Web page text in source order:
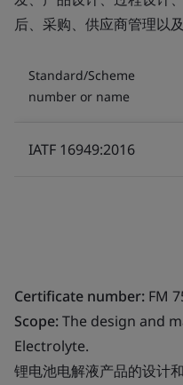
后、采购、供应商管理以
Standard/Scheme
number or name
IATF 16949:2016
Certificate number: FM
Scope:The design and
Electrolyte.
锂电池电解液产品的设计和